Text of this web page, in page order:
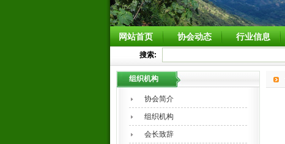
网站首页 协会动态 行业信息
搜索:
组织机构
协会简介
组织机构
会长致辞